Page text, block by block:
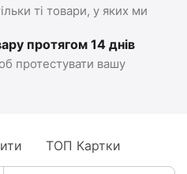
ті товари, у яких ми
протягом 14 днів
протестувати вашу
ТОП Картки